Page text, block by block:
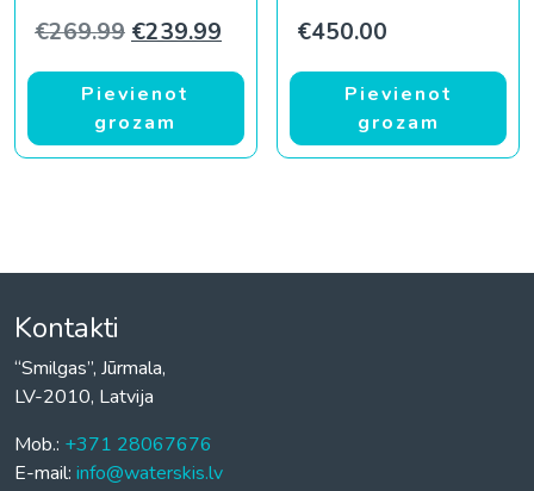
€269.99 Original price was: €269.99.
€239.99 Current price is: €239.99.
Pievienot
grozam
€450.00
Pievienot
grozam
Kontakti
“Smilgas”, Jūrmala,
LV-2010, Latvija
Mob.: +371 28067676
E-mail: info@waterskis.lv